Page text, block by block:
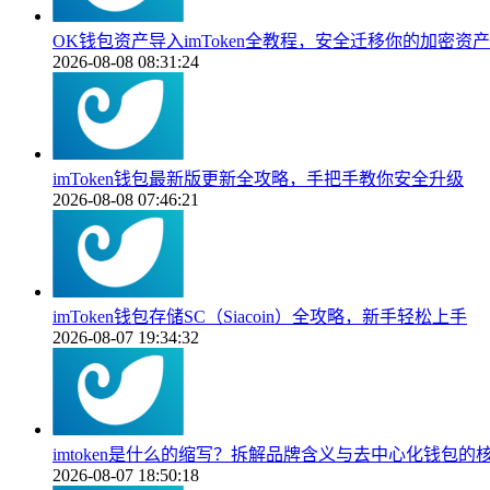
OK钱包资产导入imToken全教程，安全迁移你的加密资产
2026-08-08 08:31:24
imToken钱包最新版更新全攻略，手把手教你安全升级
2026-08-08 07:46:21
imToken钱包存储SC（Siacoin）全攻略，新手轻松上手
2026-08-07 19:34:32
imtoken是什么的缩写？拆解品牌含义与去中心化钱包的
2026-08-07 18:50:18